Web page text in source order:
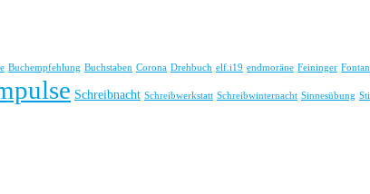
Buchempfehlung Buchstaben Corona Drehbuch elf.i19 endmoräne Feininger
Schreibnacht Schreibwerkstatt Schreibwinternacht Sinnesübung